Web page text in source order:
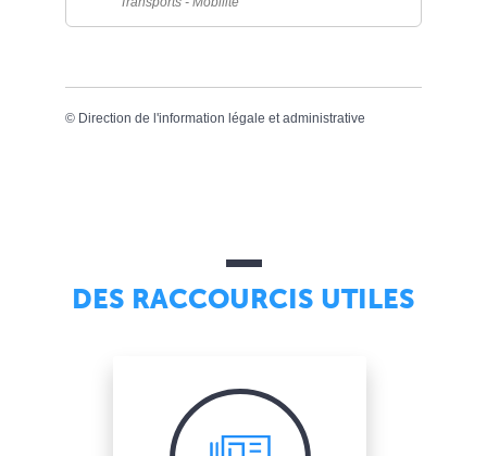
© Direction de l'information légale et administrative
DES RACCOURCIS UTILES